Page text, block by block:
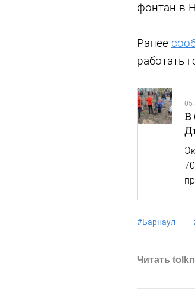
фонтан в
Ранее
работать
05
В
#Барнаул
Читать